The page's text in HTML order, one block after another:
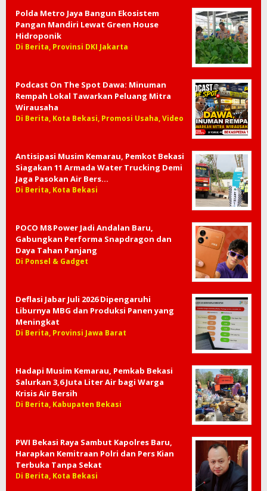
Polda Metro Jaya Bangun Ekosistem
Pangan Mandiri Lewat Green House
Hidroponik
Di Berita, Provinsi DKI Jakarta
Podcast On The Spot Dawa: Minuman
Rempah Lokal Tawarkan Peluang Mitra
Wirausaha
Di Berita, Kota Bekasi, Promosi Usaha, Video
Antisipasi Musim Kemarau, Pemkot Bekasi
Siagakan 11 Armada Water Trucking Demi
Jaga Pasokan Air Bers…
Di Berita, Kota Bekasi
POCO M8 Power Jadi Andalan Baru,
Gabungkan Performa Snapdragon dan
Daya Tahan Panjang
Di Ponsel & Gadget
Deflasi Jabar Juli 2026 Dipengaruhi
Liburnya MBG dan Produksi Panen yang
Meningkat
Di Berita, Provinsi Jawa Barat
Hadapi Musim Kemarau, Pemkab Bekasi
Salurkan 3,6 Juta Liter Air bagi Warga
Krisis Air Bersih
Di Berita, Kabupaten Bekasi
PWI Bekasi Raya Sambut Kapolres Baru,
Harapkan Kemitraan Polri dan Pers Kian
Terbuka Tanpa Sekat
Di Berita, Kota Bekasi